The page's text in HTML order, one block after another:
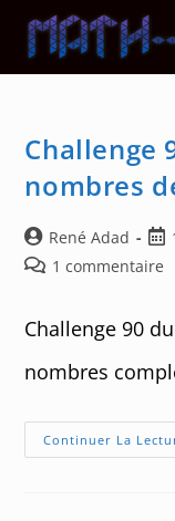
content
Challenge
nombres
Auteur/autrice
de
René Adad
Post1 commentaire
Challenge 90
nombres
Continuer La